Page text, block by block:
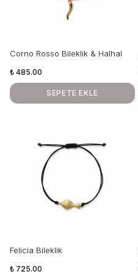
Corno Rosso Bileklik & Halhal
₺ 485.00
SEPETE EKLE
Felicia Bileklik
₺ 725.00